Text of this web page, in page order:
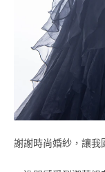
謝謝時尚婚紗，讓我